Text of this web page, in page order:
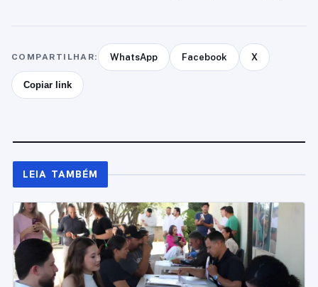
COMPARTILHAR: WhatsApp Facebook X
Copiar link
LEIA TAMBÉM